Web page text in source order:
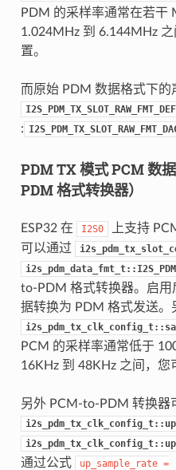
PDM 的采样率通常在若干
1.024MHz 到 6.144MHz
置。
而原始 PDM 数据格式下
:
PDM TX 模式 PCM 数
PDM 格式转换器）
ESP32 在 I2S0
上支持
可以通过
to-PDM 格式转换器。启用
据转换为 PDM 格式发送。
PCM 的采样率通常低于
16KHz 到 48KHz 之间，您
另外 PCM-to-PDM 转换器
通过公式
up_sample_rate =